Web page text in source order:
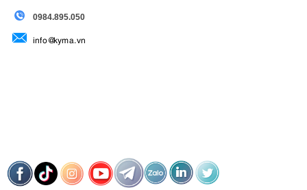
0984.895.050
info@kyma.vn